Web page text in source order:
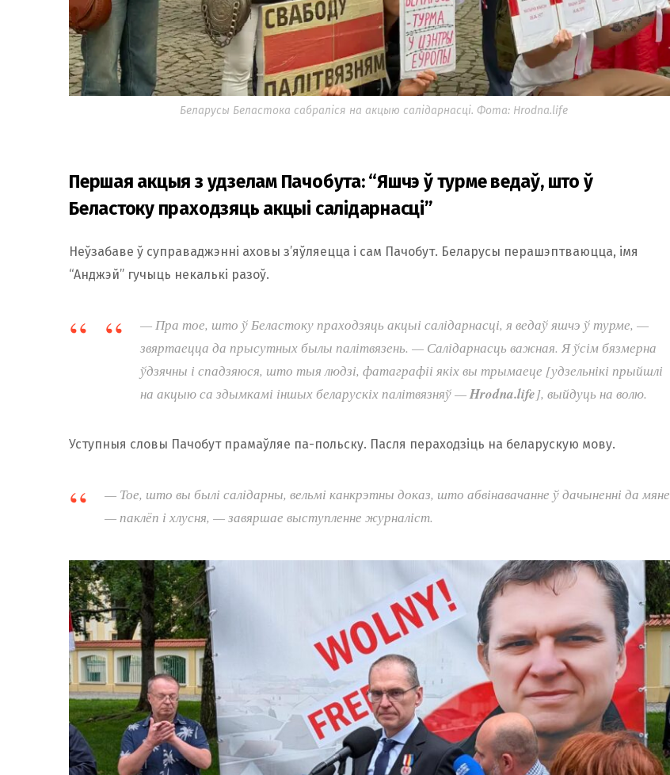
Беларусы Беластока сабраліся на акцыю салідарнасці. Фота: Hrodna.life
Першая акцыя з удзелам Пачобута: “Яшчэ ў турме ведаў, што ў
Беластоку праходзяць акцыі салідарнасці”
Неўзабаве ў суправаджэнні аховы з’яўляецца і сам Пачобут. Беларусы перашэптваюцца, імя
“Анджэй” гучыць некалькі разоў.
— Пра тое, што ў Беластоку праходзяць акцыі салідарнасці, я ведаў яшчэ ў турме, —
звяртаецца да прысутных былы палітвязень. — Салідарнасць важная. Я ўсім бязмерна
ўдзячны і спадзяюся, што тыя людзі, фатаграфіі якіх вы трымаеце [удзельнікі прыйшлі
на акцыю са здымкамі іншых беларускіх палітвязняў —Hrodna.life], выйдуць на волю.
Уступныя словы Пачобут прамаўляе па-польску. Пасля пераходзіць на беларускую мову.
— Тое, што вы былі салідарны, вельмі канкрэтны доказ, што абвінавачанне ў дачыненні да мяне
— паклёп і хлусня, — завяршае выступленне журналіст.